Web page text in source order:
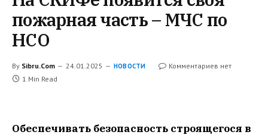
пожарная часть – МЧС по
НСО
By Sibru.Com 24.01.2025 НОВОСТИ
Комментариев нет
1 Min Read
Обеспечивать безопасность строящегося в